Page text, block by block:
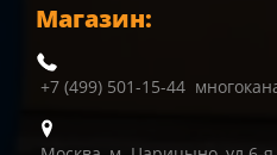
Магазин:
+7 (499) 501-15-44